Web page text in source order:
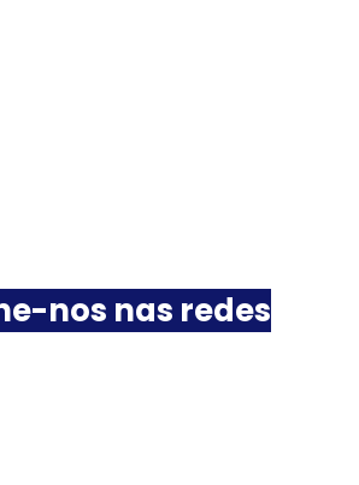
nos nas redes